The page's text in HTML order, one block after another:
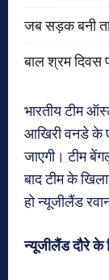
जब सड़क बनी
बाल श्रम
भारतीय टीम
आखिरी वनडे के
जाएगी। टीम
बाद टीम के
हो न्यूजीलैंड
न्यूजीलैंड दौरे के